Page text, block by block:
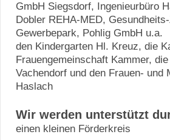
GmbH Siegsdorf, Ingenieurbüro
Dobler REHA-MED,
Gewerbepark, Pohlig GmbH u.a.
den Kindergarten Hl. Kreuz, die
Frauengemeinschaft Kammer,
Vachendorf und den Frauen- und
Haslach
Wir werden unterstützt
einen kleinen Förderkreis